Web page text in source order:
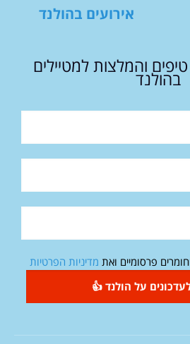
אירועים בהולנד
והמלצות למטיילים
בהולנד
פרסומיים ואת מדיניות הפרטיות
על הולנד 👍